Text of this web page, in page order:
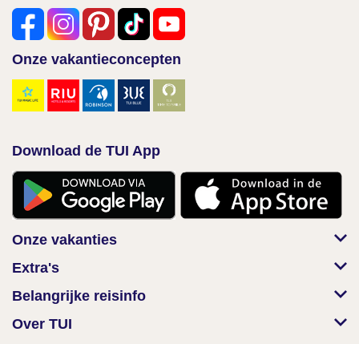
Onze vakantieconcepten
Download de TUI App
Onze vakanties
Extra's
Belangrijke reisinfo
Over TUI